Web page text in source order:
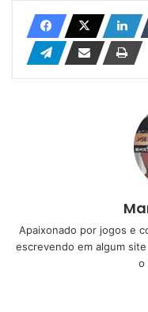
Apaixonado por jogos e
escrevendo em algum
o